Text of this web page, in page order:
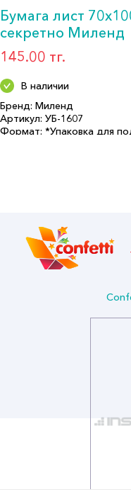
Бумага лист
секретно Миленд
145.00 тг.
В наличии
Бренд: Миленд
Артикул: УБ-1607
Формат: *Упаковка для